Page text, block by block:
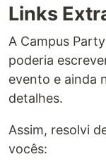
Links
A Campus
poderia
evento e ainda
detalhes.
Assim, resolvi
vocês: